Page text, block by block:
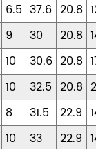
6.5 37.6 20.8
9 30 20.8
10 30.6 20.8
10 32.5 20.8
8 31.5 22.9
10 33 22.9